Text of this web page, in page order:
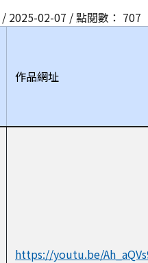
/ 2025-02-07 / 點閱數： 707
作品網址
https://youtu.be/